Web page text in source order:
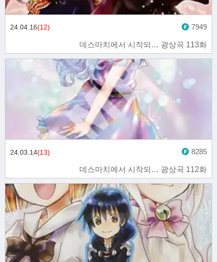
데스마치에서 시작되… 광상곡 113화
24.04.16(12) 7949
데스마치에서 시작되… 광상곡 112화
24.03.14(13) 8285